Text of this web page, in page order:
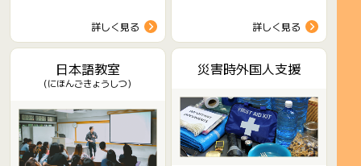
詳しく見る 詳しく見る
日本語教室
（にほんごきょうしつ）
災害時外国人支援